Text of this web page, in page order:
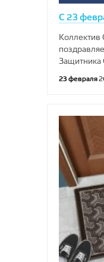
С 23
Защитника
23 февраля